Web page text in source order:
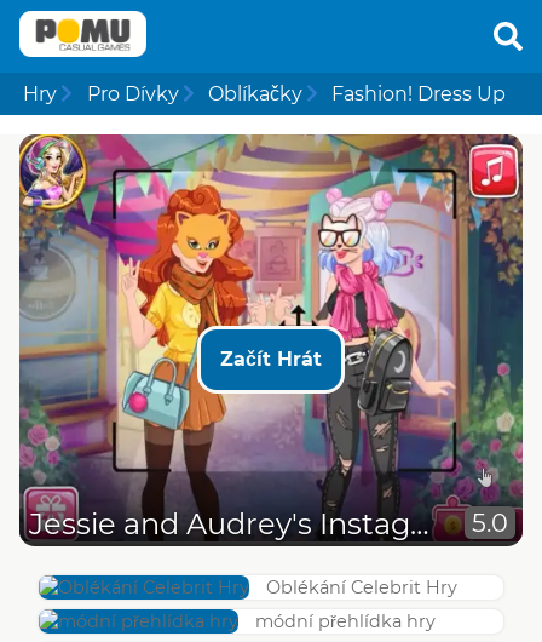
Hry Pro Dívky Oblíkačky Fashion! Dress Up
Začít Hrát
Jessie and Audrey's Instagram Adventure 5.0
Oblékání Celebrit Hry
módní přehlídka hry